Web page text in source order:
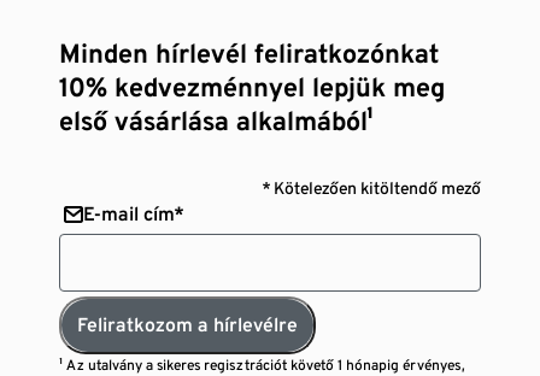
Minden hírlevél feliratkozónkat
10% kedvezménnyel lepjük meg
első vásárlása alkalmából¹
* Kötelezően kitöltendő mező
E-mail cím*
Feliratkozom a hírlevélre
¹ Az utalvány a sikeres regisztrációt követő 1 hónapig érvényes,